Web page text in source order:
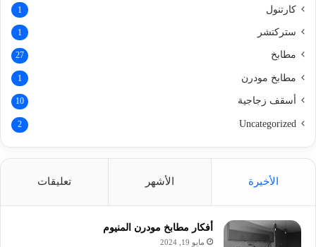
كارتنول 1
ستركتشر 1
مطابخ 27
مطابخ مودرن 1
أسقف زجاجية 10
Uncategorized
2
الأخيرة الأشهر تعليقات
أفكار مطابخ مودرن المنيوم
مايو 19, 2024